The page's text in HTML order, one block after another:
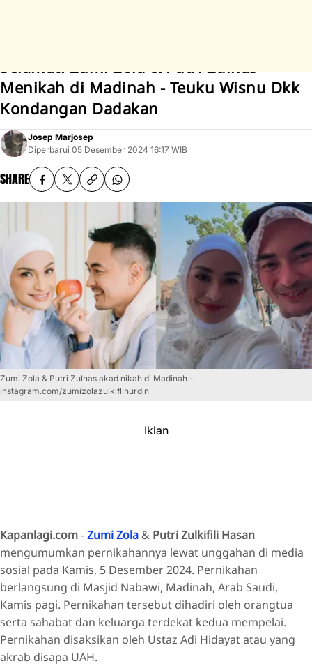
Selamat! Zumi Zola & Putri Zulhas
Menikah di Madinah - Teuku Wisnu Dkk
Kondangan Dadakan
Josep Marjosep
Diperbarui 05 Desember 2024 16:17 WIB
SHARE
Zumi Zola & Putri Zulhas akad nikah di Madinah -
instagram.com/zumizolazulkiflinurdin
Iklan
Kapanlagi.com-Zumi Zola & Putri Zulkifili Hasan
mengumumkan pernikahannya lewat unggahan di media
sosial pada Kamis, 5 Desember 2024. Pernikahan
berlangsung di Masjid Nabawi, Madinah, Arab Saudi,
Kamis pagi. Pernikahan tersebut dihadiri oleh orangtua
serta sahabat dan keluarga terdekat kedua mempelai.
Pernikahan disaksikan oleh Ustaz Adi Hidayat atau yang
akrab disapa UAH.